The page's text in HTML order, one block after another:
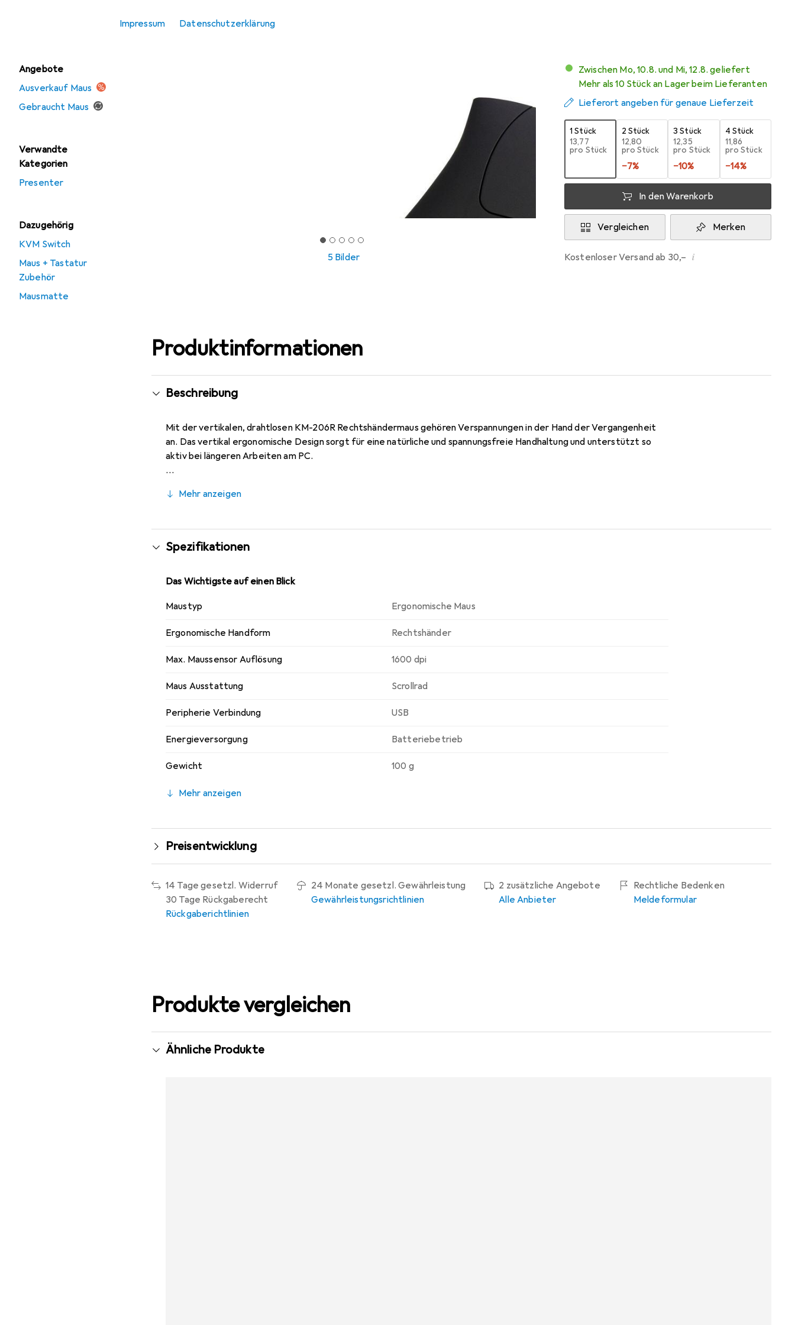
Impressum Datenschutzerklärung
Angebote
Ausverkauf Maus
Gebraucht Maus
Verwandte
Kategorien
Presenter
Dazugehörig
KVM Switch
Maus + Tastatur
Zubehör
Mausmatte
5 Bilder
Zwischen Mo, 10.8. und Mi, 12.8. geliefert
Mehr als 10 Stück an Lager beim Lieferanten
Lieferort angeben für genaue Lieferzeit
1 Stück
EUR
13,77
pro Stück
2 Stück
EUR
12,80
pro Stück
−7%
3 Stück
EUR
12,35
pro Stück
−10%
4 Stück
EUR
11,86
pro Stück
−14%
In den Warenkorb
Vergleichen Merken
Kostenloser Versand ab 30,– i
Produktinformationen
Beschreibung
Mit der vertikalen, drahtlosen KM-206R Rechtshändermaus gehören Verspannungen in der Hand der Vergangenheit
an. Das vertikal ergonomische Design sorgt für eine natürliche und spannungsfreie Handhaltung und unterstützt so
aktiv bei längeren Arbeiten am PC.
Mehr anzeigen
Spezifikationen
Das Wichtigste auf einen Blick
Maustyp Ergonomische Maus
Ergonomische Handform Rechtshänder
Max. Maussensor Auflösung 1600 dpi
Maus Ausstattung Scrollrad
Peripherie Verbindung USB
Energieversorgung Batteriebetrieb
Gewicht 100 g
Mehr anzeigen
Preisentwicklung
14 Tage gesetzl. Widerruf
30 Tage Rückgaberecht
Rückgaberichtlinien
24 Monate gesetzl. Gewährleistung
Gewährleistungsrichtlinien
2 zusätzliche Angebote
Alle Anbieter
Rechtliche Bedenken
Meldeformular
Produkte vergleichen
Ähnliche Produkte